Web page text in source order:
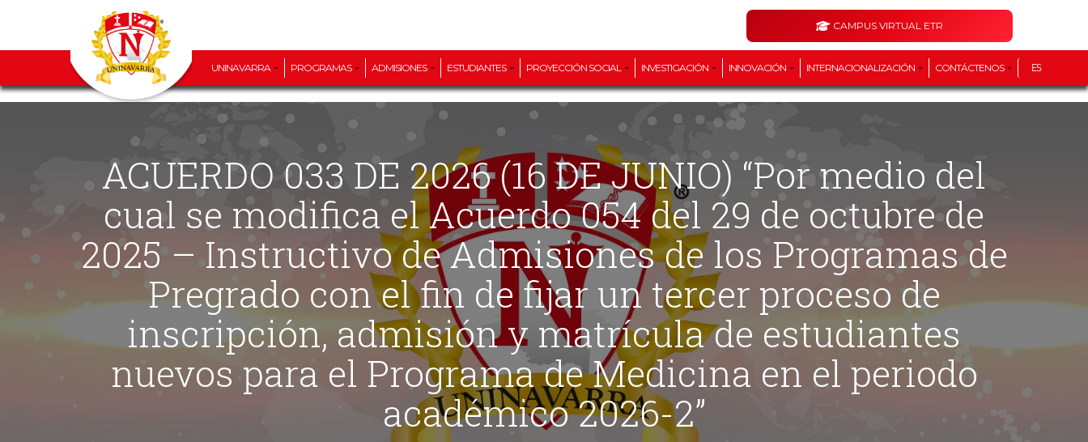
CAMPUS VIRTUAL ETR
UNINAVARRA PROGRAMAS ADMISIONES ESTUDIANTES PROYECCIÓN SOCIAL INVESTIGACIÓN INNOVACIÓN INTERNACIONALIZACIÓN CONTÁCTENOS ES
ACUERDO 033 DE 2026 (16 DE JUNIO) “Por medio del
cual se modifica el Acuerdo 054 del 29 de octubre de
2025 – Instructivo de Admisiones de los Programas de
Pregrado con el fin de fijar un tercer proceso de
inscripción, admisión y matrícula de estudiantes
nuevos para el Programa de Medicina en el periodo
académico 2026-2”